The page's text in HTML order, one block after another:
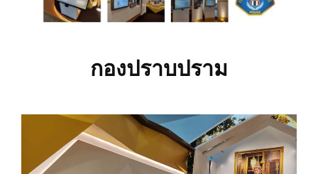
Customer Review
กองปราบปราม